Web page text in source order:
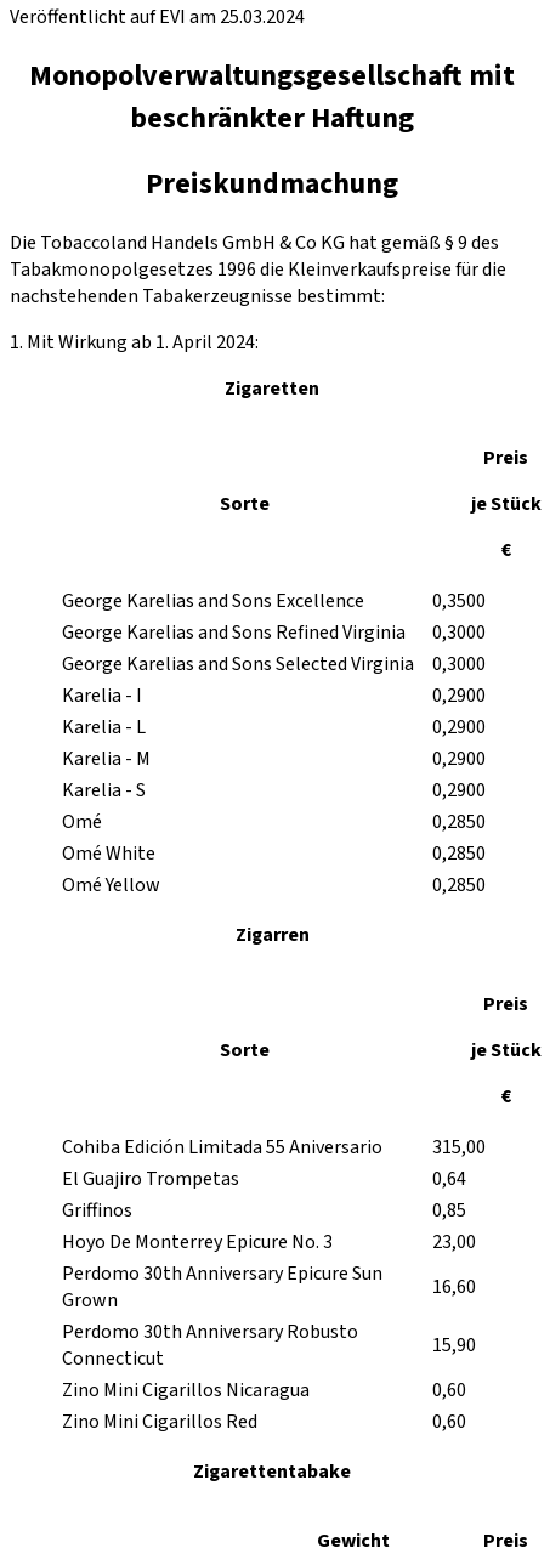
Veröffentlicht auf EVI am 25.03.2024
Monopolverwaltungsgesellschaft mit
beschränkter Haftung
Preiskundmachung
Die Tobaccoland Handels GmbH & Co KG hat gemäß § 9 des
Tabakmonopolgesetzes 1996 die Kleinverkaufspreise für die
nachstehenden Tabakerzeugnisse bestimmt:
1. Mit Wirkung ab 1. April 2024:
Zigaretten
Sorte
Preis
je Stück
€
George Karelias and Sons Excellence
0,3500
George Karelias and Sons Refined Virginia
0,3000
George Karelias and Sons Selected Virginia
0,3000
Karelia - I
0,2900
Karelia - L
0,2900
Karelia - M
0,2900
Karelia - S
0,2900
Omé
0,2850
Omé White
0,2850
Omé Yellow
0,2850
Zigarren
Sorte
Preis
je Stück
€
Cohiba Edición Limitada 55 Aniversario
315,00
El Guajiro Trompetas
0,64
Griffinos
0,85
Hoyo De Monterrey Epicure No. 3
23,00
Perdomo 30th Anniversary Epicure Sun
Grown
16,60
Perdomo 30th Anniversary Robusto
Connecticut
15,90
Zino Mini Cigarillos Nicaragua
0,60
Zino Mini Cigarillos Red
0,60
Zigarettentabake
Gewicht Preis